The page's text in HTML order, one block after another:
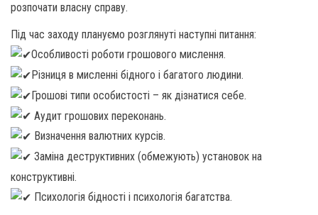
розпочати власну справу.
Під час заходу плануємо розглянуті наступні питання:
Особливості роботи грошового мислення.
Різниця в мисленні бідного і багатого людини.
Грошові типи особистості – як дізнатися себе.
Аудит грошових переконань.
Визначення валютних курсів.
Заміна деструктивних (обмежують) установок на
конструктивні.
Психологія бідності і психологія багатства.